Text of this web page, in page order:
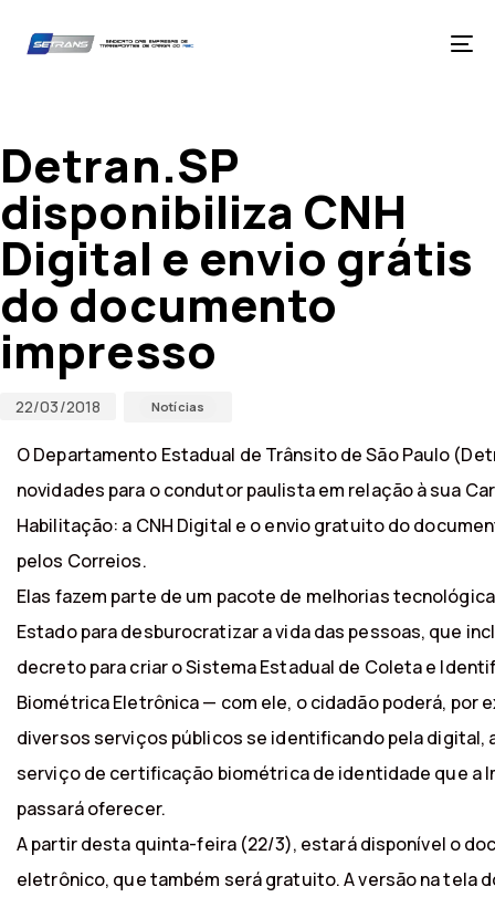
primary
Detran.SP
disponibiliza CNH
Digital e envio grátis
do documento
impresso
22/03/2018 Notícias
O Departamento Estadual de Trânsito de São Paulo
novidades para o condutor paulista em relação à sua
Habilitação: a CNH Digital e o envio gratuito do
pelos Correios.
Elas fazem parte de um pacote de melhorias
Estado para desburocratizar a vida das pessoas, que
decreto para criar o Sistema Estadual de Coleta e
Biométrica Eletrônica — com ele, o cidadão poderá, por
diversos serviços públicos se identificando pela digital,
serviço de certificação biométrica de identidade que a
passará oferecer.
A partir desta quinta-feira (22/3), estará disponível o
eletrônico, que também será gratuito. A versão na tela